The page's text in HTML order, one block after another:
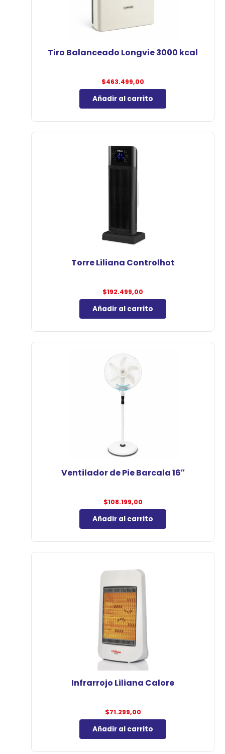
Tiro Balanceado Longvie 3000 kcal
$463.499,00
Añadir al carrito
Torre Liliana Controlhot
$192.499,00
Añadir al carrito
Ventilador de Pie Barcala 16″
$108.199,00
Añadir al carrito
Infrarrojo Liliana Calore
$71.299,00
Añadir al carrito